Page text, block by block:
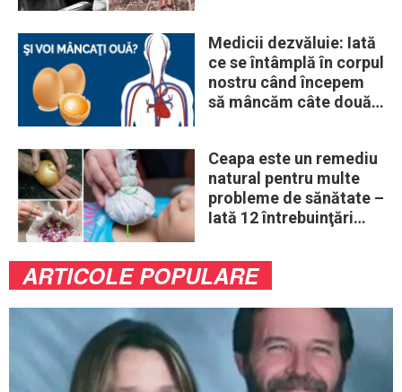
Medicii dezvăluie: Iată
ce se întâmplă în corpul
nostru când începem
să mâncăm câte două
Ceapa este un remediu
natural pentru multe
probleme de sănătate –
Iată 12 întrebuinţări
ARTICOLE POPULARE